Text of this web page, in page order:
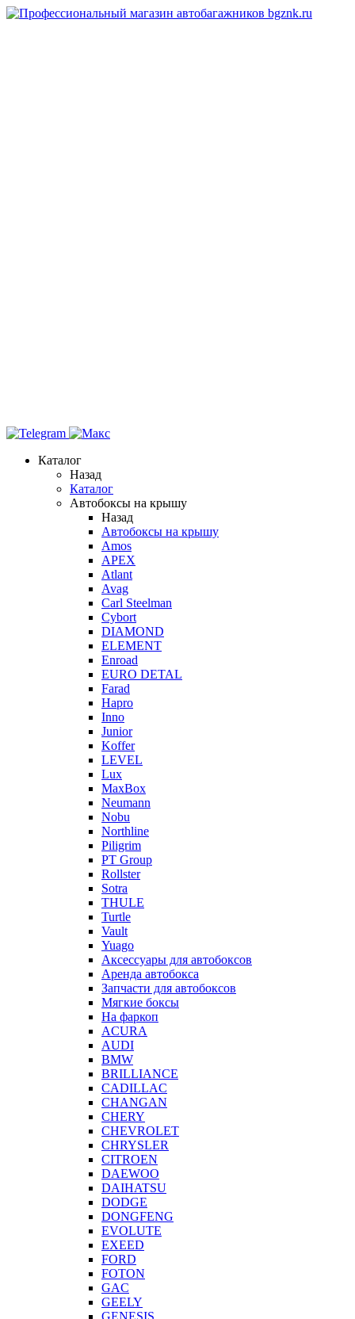
Каталог
Назад
Каталог
Автобоксы на крышу
Назад
Автобоксы на крышу
Amos
APEX
Atlant
Avag
Carl Steelman
Cybort
DIAMOND
ELEMENT
Enroad
EURO DETAL
Farad
Hapro
Inno
Junior
Koffer
LEVEL
Lux
MaxBox
Neumann
Nobu
Northline
Piligrim
PT Group
Rollster
Sotra
THULE
Turtle
Vault
Yuago
Аксессуары для автобоксов
Аренда автобокса
Запчасти для автобоксов
Мягкие боксы
На фаркоп
ACURA
AUDI
BMW
BRILLIANCE
CADILLAC
CHANGAN
CHERY
CHEVROLET
CHRYSLER
CITROEN
DAEWOO
DAIHATSU
DODGE
DONGFENG
EVOLUTE
EXEED
FORD
FOTON
GAC
GEELY
GENESIS